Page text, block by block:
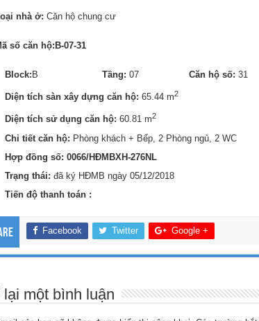
nhà ở: Căn hộ chung cư
số căn hộ:B-07-31
Block: B Tầng: 07 Căn hộ số: 31
Diện tích sàn xây dựng căn hộ: 65.44 m2
Diện tích sử dụng căn hộ: 60.81 m2
Chi tiết căn hộ: Phòng khách + Bếp, 2 Phòng ngủ, 2 WC
Hợp đồng số: 0066/HĐMBXH-276NL
Trạng thái: đã ký HĐMB ngày 05/12/2018
Tiến độ thanh toán :
Facebook Twitter Google +
một bình luận